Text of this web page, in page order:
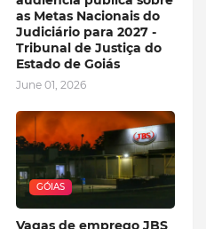
as Metas Nacionais do
Judiciário para 2027 -
Tribunal de Justiça do
Estado de Goiás
June 01, 2026
GÓIAS